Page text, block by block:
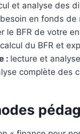
et analyse des
en fonds de
le BFR de votre
du BFR et
: lecture et
complète des